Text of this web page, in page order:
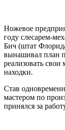
Ножевое
году слесарем-
Бич (штат
вынашивал план
реализовать
находки.
Став
мастером по
принялся за